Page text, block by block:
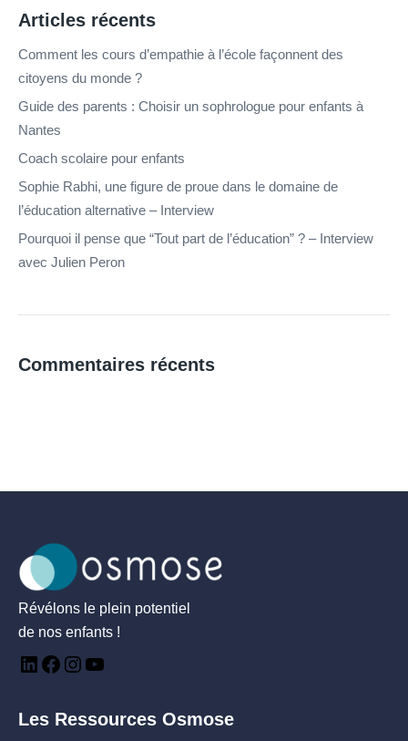
Articles récents
Comment les cours d’empathie à l’école façonnent des
citoyens du monde ?
Guide des parents : Choisir un sophrologue pour enfants à
Nantes
Coach scolaire pour enfants
Sophie Rabhi, une figure de proue dans le domaine de
l’éducation alternative – Interview
Pourquoi il pense que “Tout part de l’éducation” ? – Interview
avec Julien Peron
Commentaires récents
Révélons le plein potentiel
de nos enfants !
Les Ressources Osmose